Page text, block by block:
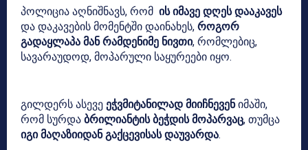
პოლიცია აღნიშნავს, რომ ის იმავე დღეს დააკავეს
და დაკავების მომენტში დაინახეს, როგორ
გადაყლაპა მან რამდენიმე ნივთი, რომლებიც,
სავარაუდოდ, მოპარული საყურეები იყო.
გილდერს ასევე ეჭვმიტანილად მიიჩნევენიმაში,
რომ სურდა ბრილიანტის ბეჭდის მოპარვაც, თუმცა
იგი მაღაზიიდან გაქცევისას დაუვარდა.